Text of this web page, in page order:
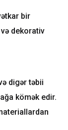
bir
dekorativ
digər təbii
kömək edir.